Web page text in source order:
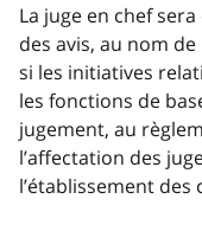
La juge en chef
des avis, au nom
si les initiatives
les fonctions de
jugement, au
l’affectation des
l’établissement des